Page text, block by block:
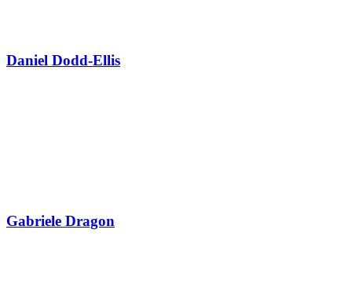
Daniel Dodd-Ellis
Gabriele Dragon